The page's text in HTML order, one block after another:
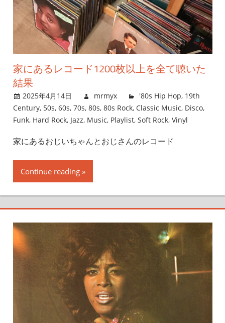
家にあるレコード1200枚以上を全て聴いた
結果
2025年4月14日 mrmyx '80s Hip Hop, 19th
Century, 50s, 60s, 70s, 80s, 80s Rock, Classic Music, Disco,
Funk, Hard Rock, Jazz, Music, Playlist, Soft Rock, Vinyl
家にあるおじいちゃんとおじさんのレコード
Continue reading